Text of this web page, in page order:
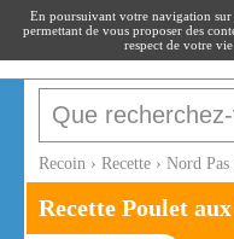
recoin
Recoin › Recette › Nord Pas
Recette Poulet
En poursuivant votre navigation
permettant de vous proposer des
respect de votre vie